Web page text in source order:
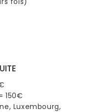
150€
Luxembourg,